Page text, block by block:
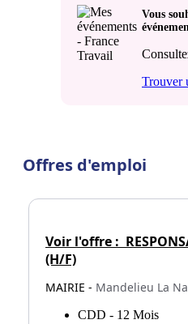
Vous
Trouver
Offres d'emploi
Voir l'offre :
(H/F)
MAIRIE - Mandelieu La
CDD - 12 Mois